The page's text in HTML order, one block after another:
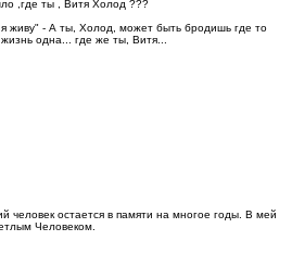
,где ты , Витя Холод ???
живу" - А ты, Холод, может быть бродишь где то
одна... где же ты, Витя...
человек остается в памяти на многое годы. В мей
Человеком.